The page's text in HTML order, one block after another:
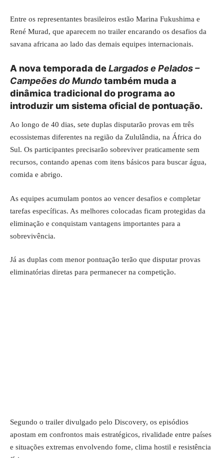
Entre os representantes brasileiros estão Marina Fukushima e
René Murad, que aparecem no trailer encarando os desafios da
savana africana ao lado das demais equipes internacionais.
A nova temporada deLargados e Pelados –
Campeões do Mundotambém muda a
dinâmica tradicional do programa ao
introduzir um sistema oficial de pontuação.
Ao longo de 40 dias, sete duplas disputarão provas em três
ecossistemas diferentes na região da Zululândia, na África do
Sul. Os participantes precisarão sobreviver praticamente sem
recursos, contando apenas com itens básicos para buscar água,
comida e abrigo.
As equipes acumulam pontos ao vencer desafios e completar
tarefas específicas. As melhores colocadas ficam protegidas da
eliminação e conquistam vantagens importantes para a
sobrevivência.
Já as duplas com menor pontuação terão que disputar provas
eliminatórias diretas para permanecer na competição.
Segundo o trailer divulgado pelo Discovery, os episódios
apostam em confrontos mais estratégicos, rivalidade entre países
e situações extremas envolvendo fome, clima hostil e resistência